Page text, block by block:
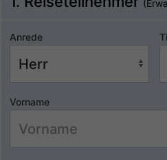
Anrede
Vorname